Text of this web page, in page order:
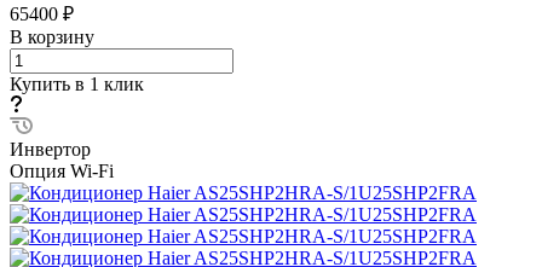
65400 ₽
В корзину
Купить в 1 клик
Инвертор
Опция Wi-Fi